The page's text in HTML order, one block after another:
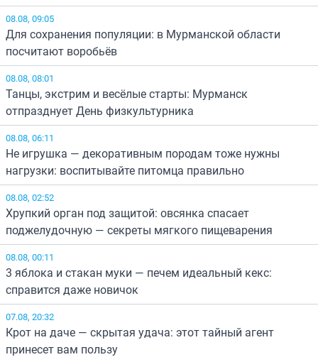
08.08, 09:05
Для сохранения популяции: в Мурманской области
посчитают воробьёв
08.08, 08:01
Танцы, экстрим и весёлые старты: Мурманск
отпразднует День физкультурника
08.08, 06:11
Не игрушка — декоративным породам тоже нужны
нагрузки: воспитывайте питомца правильно
08.08, 02:52
Хрупкий орган под защитой: овсянка спасает
поджелудочную — секреты мягкого пищеварения
08.08, 00:11
3 яблока и стакан муки — печем идеальный кекс:
справится даже новичок
07.08, 20:32
Крот на даче — скрытая удача: этот тайный агент
принесет вам пользу